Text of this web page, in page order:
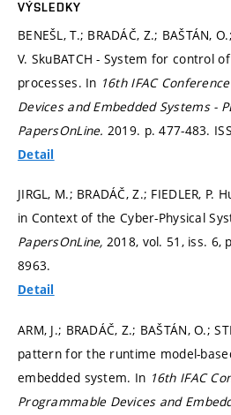
VÝSLEDKY
BENEŠL, T.; BRADÁČ, Z.; BAŠTÁN,
V. SkuBATCH - System for control
processes. In 16th IFAC
Devices and Embedded Systems -
PapersOnLine. 2019. p. 477-483.
Detail
JIRGL, M.; BRADÁČ, Z.; FIEDLER, P.
in Context of the Cyber-Physical
PapersOnLine, 2018, vol. 51, iss. 6,
8963.
Detail
ARM, J.; BRADÁČ, Z.; BAŠTÁN, O.;
pattern for the runtime model-
embedded system. In 16th IFAC
Programmable Devices and